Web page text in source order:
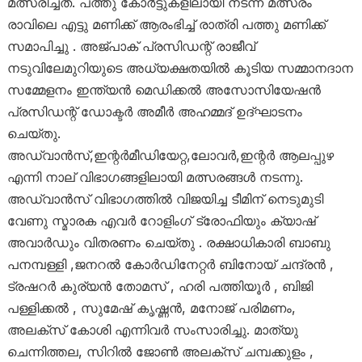
രാവിലെ എട്ടു മണിക്ക്‌ ആരംഭിച്ച് രാത്രി പത്തു മണിക്ക്
സമാപിച്ചു . അജ്പാക്‌ പ്രസിഡന്റ് രാജീവ്
നടുവിലേമുറിയുടെ അധ്യക്ഷതയിൽ കൂടിയ സമ്മാനദാന
സമ്മേളനം ഇന്ത്യൻ മെഡിക്കൽ അസോസിയേഷൻ
പ്രസിഡന്റ് ഡോക്ടർ അമീർ അഹമ്മദ് ഉദ്ഘാടനം
ചെയ്തു.
അഡ്വാൻസ്,ഇന്റർമീഡിയേറ്റ,ലോവർ,ഇന്റർ ആലപ്പുഴ
എന്നി നാല് വിഭാഗങ്ങളിലായി മത്സരങ്ങൾ നടന്നു.
അഡ്വാൻസ് വിഭാഗത്തിൽ വിജയിച്ച ടീമിന് നെടുമുടി
വേണു സ്മാരക എവർ റോളിംഗ് ട്രോഫിയും ക്യാഷ്
അവാർഡും വിതരണം ചെയ്തു . രക്ഷാധികാരി ബാബു
പനമ്പള്ളി ,ജനറൽ കോർഡിനേറ്റർ ബിനോയ് ചന്ദ്രൻ ,
ട്രഷറർ കുര്യൻ തോമസ് , ഹരി പത്തിയൂർ , ബിജി
പള്ളിക്കൽ , സുമേഷ് കൃഷ്ണൻ, മനോജ് പരിമണം,
അലക്സ് കോശി എന്നിവർ സംസാരിച്ചു. മാത്യു
ചെന്നിത്തല, സിറിൽ ജോൺ അലക്സ് ചമ്പക്കുളം ,